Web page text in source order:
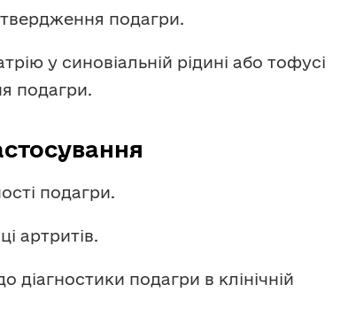
подагри.
у синовіальній рідині або тофусі
подагри.
подагри.
артритів.
діагностики подагри в клінічній